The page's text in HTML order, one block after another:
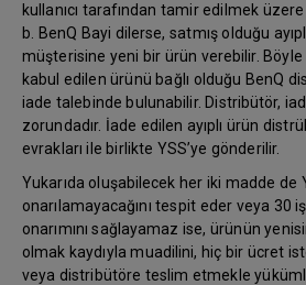
kullanıcı tarafından tamir edilmek
b. BenQ Bayi dilerse, satmış olduğu
müşterisine yeni bir ürün verebilir. Böyle
kabul edilen ürünü bağlı olduğu BenQ
iade talebinde bulunabilir. Distribütör,
zorundadır. İade edilen ayıplı ürün
evrakları ile birlikte YSS’ye gönderilir.
Yukarıda oluşabilecek her iki madde de
onarılamayacağını tespit eder veya 30
onarımını sağlayamaz ise, ürünün
olmak kaydıyla muadilini, hiç bir ücret
veya distribütöre teslim etmekle